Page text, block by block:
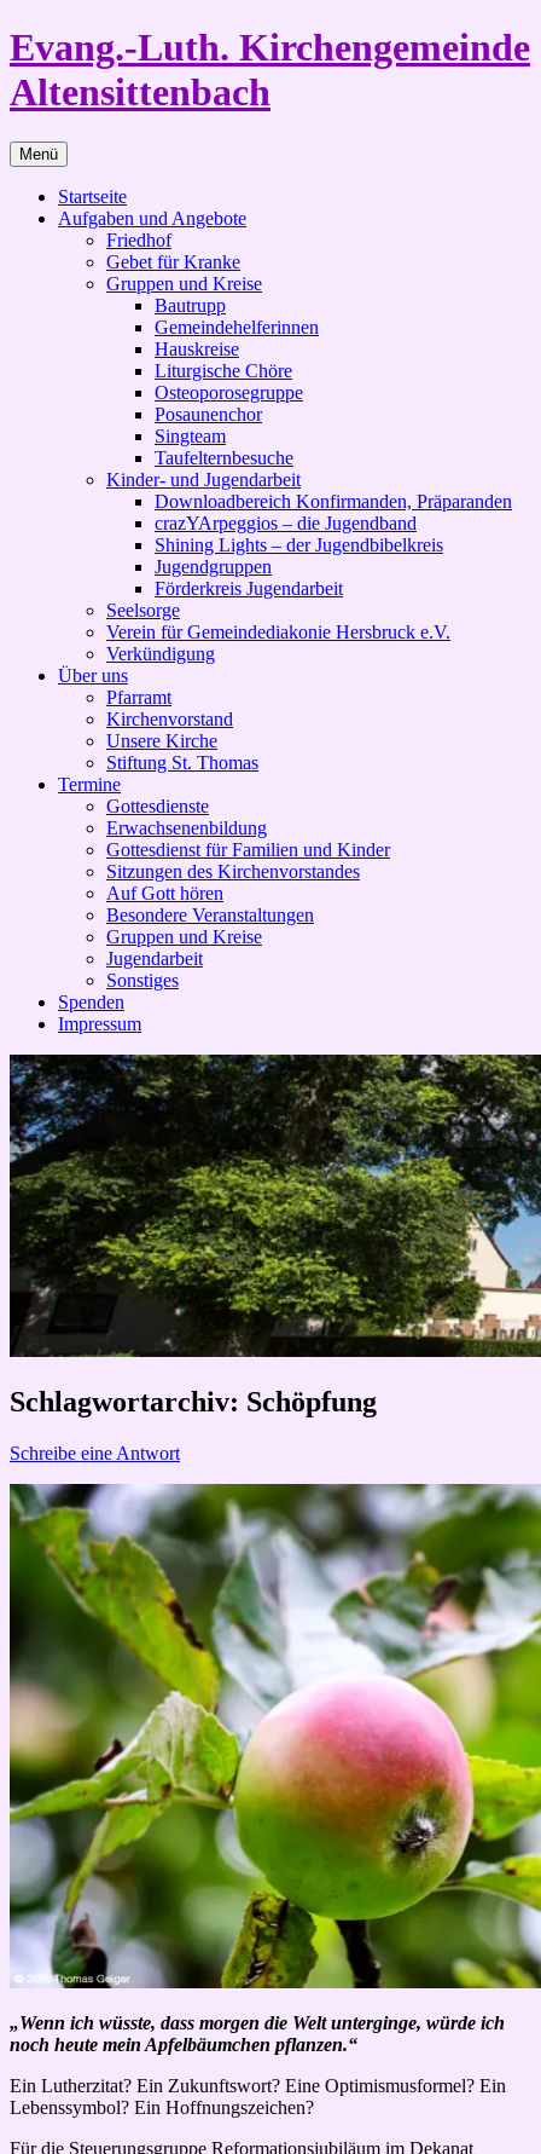
Zum
Inhalt
springen
Evang.-Luth. Kirchengemeinde
Altensittenbach
Menü
Startseite
Aufgaben und Angebote
Friedhof
Gebet für Kranke
Gruppen und Kreise
Bautrupp
Gemeindehelferinnen
Hauskreise
Liturgische Chöre
Osteoporosegruppe
Posaunenchor
Singteam
Taufelternbesuche
Kinder- und Jugendarbeit
Downloadbereich Konfirmanden, Präparanden
crazYArpeggios – die Jugendband
Shining Lights – der Jugendbibelkreis
Jugendgruppen
Förderkreis Jugendarbeit
Seelsorge
Verein für Gemeindediakonie Hersbruck e.V.
Verkündigung
Über uns
Pfarramt
Kirchenvorstand
Unsere Kirche
Stiftung St. Thomas
Termine
Gottesdienste
Erwachsenenbildung
Gottesdienst für Familien und Kinder
Sitzungen des Kirchenvorstandes
Auf Gott hören
Besondere Veranstaltungen
Gruppen und Kreise
Jugendarbeit
Sonstiges
Spenden
Impressum
Schlagwortarchiv: Schöpfung
Schreibe eine Antwort
„Wenn ich wüsste, dass morgen die Welt unterginge, würde ich
noch heute mein Apfelbäumchen pflanzen.“
Ein Lutherzitat? Ein Zukunftswort? Eine Optimismusformel? Ein
Lebenssymbol? Ein Hoffnungszeichen?
Für die Steuerungsgruppe Reformationsjubiläum im Dekanat